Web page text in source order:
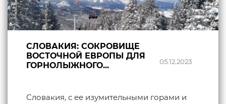
СЛОВАКИЯ: СОКРОВИЩЕ
ВОСТОЧНОЙ ЕВРОПЫ ДЛЯ
ГОРНОЛЫЖНОГО...
05.12.2023
Словакия, с ее изумительными горами и